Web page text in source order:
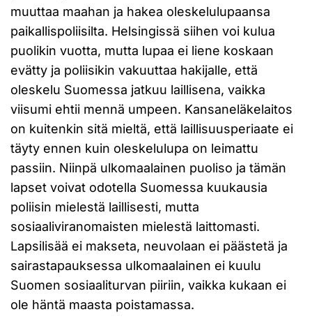
muuttaa maahan ja hakea oleskelulupaansa
paikallispoliisilta. Helsingissä siihen voi kulua
puolikin vuotta, mutta lupaa ei liene koskaan
evätty ja poliisikin vakuuttaa hakijalle, että
oleskelu Suomessa jatkuu laillisena, vaikka
viisumi ehtii mennä umpeen. Kansaneläkelaitos
on kuitenkin sitä mieltä, että laillisuusperiaate ei
täyty ennen kuin oleskelulupa on leimattu
passiin. Niinpä ulkomaalainen puoliso ja tämän
lapset voivat odotella Suomessa kuukausia
poliisin mielestä laillisesti, mutta
sosiaaliviranomaisten mielestä laittomasti.
Lapsilisää ei makseta, neuvolaan ei päästetä ja
sairastapauksessa ulkomaalainen ei kuulu
Suomen sosiaaliturvan piiriin, vaikka kukaan ei
ole häntä maasta poistamassa.